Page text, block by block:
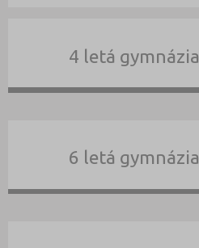
4 letá gymnázia
6 letá gymnázia